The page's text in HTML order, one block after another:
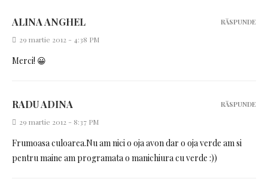
ALINA ANGHEL
29 martie 2012 - 4:38 PM
Merci! 😀
RĂSPUNDE
RADU ADINA
29 martie 2012 - 8:37 PM
Frumoasa culoarea.Nu am nici o oja avon dar o oja verde am si
pentru maine am programata o manichiura cu verde :))
RĂSPUNDE